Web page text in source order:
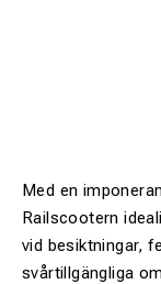
Med en
Railscootern
vid besiktningar,
svårtillgängliga